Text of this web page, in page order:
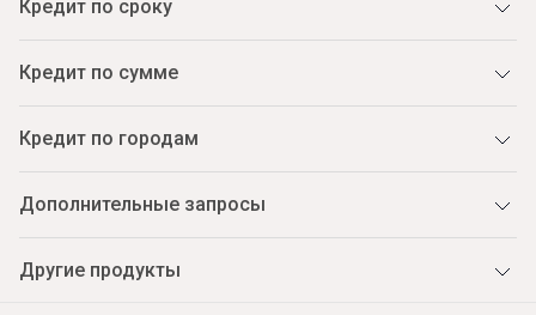
Кредит по сроку
Кредит по сумме
Кредит по городам
Дополнительные запросы
Другие продукты